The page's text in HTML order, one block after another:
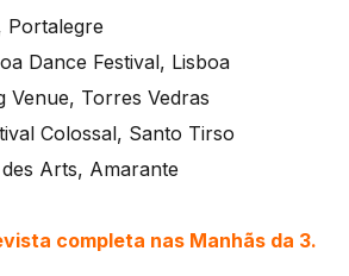
Portalegre
Dance Festival, Lisboa
Venue, Torres Vedras
Colossal, Santo Tirso
Arts, Amarante
completa nas Manhãs da 3.